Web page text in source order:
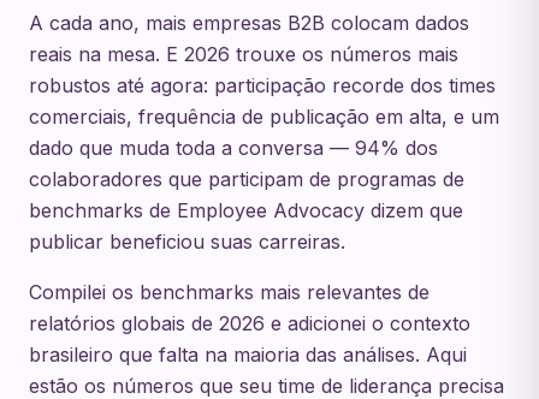
A cada ano, mais empresas B2B colocam dados
reais na mesa. E 2026 trouxe os números mais
robustos até agora: participação recorde dos times
comerciais, frequência de publicação em alta, e um
dado que muda toda a conversa — 94% dos
colaboradores que participam de programas de
benchmarks de Employee Advocacy dizem que
publicar beneficiou suas carreiras.
Compilei os benchmarks mais relevantes de
relatórios globais de 2026 e adicionei o contexto
brasileiro que falta na maioria das análises. Aqui
estão os números que seu time de liderança precisa